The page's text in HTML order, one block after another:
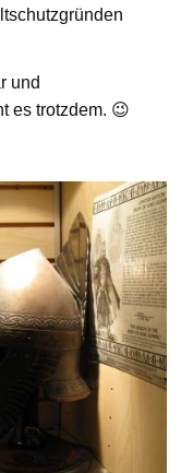
und
es trotzdem. 😉